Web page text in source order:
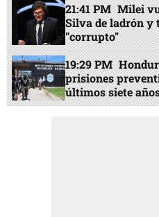
21:41 PM Milei
Silva de ladrón y
"corrupto"
19:29 PM
prisiones
últimos siete